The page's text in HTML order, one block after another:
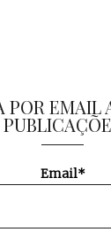
POR EMAIL
Email*